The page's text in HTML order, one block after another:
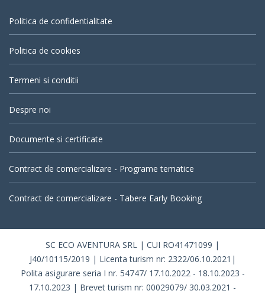
Politica de confidentialitate
Politica de cookies
Termeni si conditii
Despre noi
Documente si certificate
Contract de comercializare - Programe tematice
Contract de comercializare - Tabere Early Booking
SC ECO AVENTURA SRL | CUI RO41471099 |
J40/10115/2019 | Licenta turism nr: 2322/06.10.2021|
Polita asigurare seria I nr. 54747/ 17.10.2022 - 18.10.2023 -
17.10.2023 | Brevet turism nr: 00029079/ 30.03.2021 -